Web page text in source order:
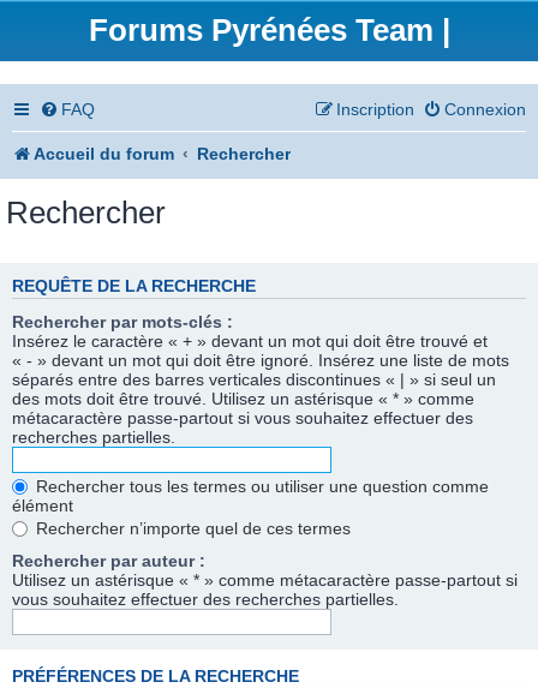
Forums Pyrénées Team |
FAQ Connexion
Inscription
Accueil du forum Rechercher
Rechercher
REQUÊTE DE LA RECHERCHE
Rechercher par mots-clés :
Insérez le caractère « + » devant un mot qui doit être trouvé et
« - » devant un mot qui doit être ignoré. Insérez une liste de mots
séparés entre des barres verticales discontinues « | » si seul un
des mots doit être trouvé. Utilisez un astérisque « * » comme
métacaractère passe-partout si vous souhaitez effectuer des
recherches partielles.
Rechercher tous les termes ou utiliser une question comme
élément
Rechercher n’importe quel de ces termes
Rechercher par auteur :
Utilisez un astérisque « * » comme métacaractère passe-partout si
vous souhaitez effectuer des recherches partielles.
PRÉFÉRENCES DE LA RECHERCHE